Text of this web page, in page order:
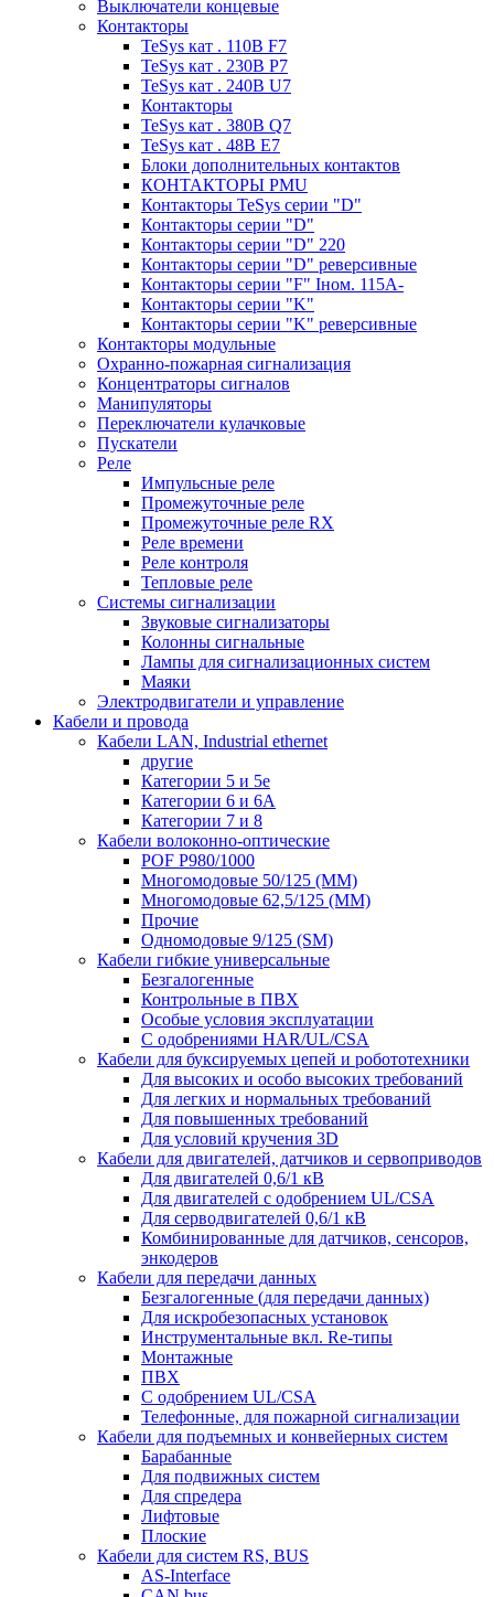
Выключатели концевые
Контакторы
TeSys кат . 110В F7
TeSys кат . 230В P7
TeSys кат . 240В U7
Контакторы
TeSys кат . 380В Q7
TeSys кат . 48В E7
Блоки дополнительных контактов
КОНТАКТОРЫ PMU
Контакторы TeSys серии "D"
Контакторы серии "D"
Контакторы серии "D" 220
Контакторы серии "D" реверсивные
Контакторы серии "F" Iном. 115А-
Контакторы серии "K"
Контакторы серии "K" реверсивные
Контакторы модульные
Охранно-пожарная сигнализация
Концентраторы сигналов
Манипуляторы
Переключатели кулачковые
Пускатели
Реле
Импульсные реле
Промежуточные реле
Промежуточные реле RX
Реле времени
Реле контроля
Тепловые реле
Системы сигнализации
Звуковые сигнализаторы
Колонны сигнальные
Лампы для сигнализационных систем
Маяки
Электродвигатели и управление
Кабели и провода
Кабели LAN, Industrial ethernet
другие
Категории 5 и 5е
Категории 6 и 6A
Категории 7 и 8
Кабели волоконно-оптические
POF P980/1000
Многомодовые 50/125 (ММ)
Многомодовые 62,5/125 (ММ)
Прочие
Одномодовые 9/125 (SM)
Кабели гибкие универсальные
Безгалогенные
Контрольные в ПВХ
Особые условия эксплуатации
С одобрениями HAR/UL/CSA
Кабели для буксируемых цепей и робототехники
Для высоких и особо высоких требований
Для легких и нормальных требований
Для повышенных требований
Для условий кручения 3D
Кабели для двигателей, датчиков и сервоприводов
Для двигателей 0,6/1 кВ
Для двигателей с одобрением UL/CSA
Для серводвигателей 0,6/1 кВ
Комбинированные для датчиков, cенсоров,
энкодеров
Кабели для передачи данных
Безгалогенные (для передачи данных)
Для искробезопасных установок
Инструментальные вкл. Re-типы
Монтажные
ПВХ
С одобрением UL/CSA
Телефонные, для пожарной сигнализации
Кабели для подъемных и конвейерных систем
Барабанные
Для подвижных систем
Для спредера
Лифтовые
Плоские
Кабели для систем RS, BUS
AS-Interface